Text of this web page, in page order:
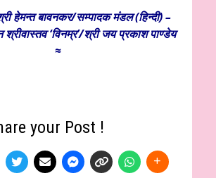
हेमन्त बावनकर/सम्पादक मंडल (हिन्दी) –
‘विनम्र’/श्री जय प्रकाश पाण्डेय
≈
your Post !